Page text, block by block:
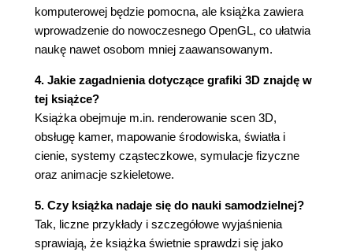
Rozdział 4. Światła i cienie (115)
Wstęp (115)
Implementacja oświetlenia punktowego na
Implementacja światła kierunkowego na poziomie
fragmentów (122)
Implementacja zanikającego światła punktowego
na poziomie fragmentów (124)
Implementacja oświetlenia reflektorowego na
poziomie fragmentów (128)
Mapowanie cieni przy użyciu FBO (130)
Przygotowania (131)
Mapowanie cieni z filtrowaniem PCF (136)
komputerowej będzie pomocna, ale książka zawiera
wprowadzenie do nowoczesnego OpenGL, co ułatwia
naukę nawet osobom mniej zaawansowanym.
4. Jakie zagadnienia dotyczące grafiki 3D znajdę w
tej książce?
Książka obejmuje m.in. renderowanie scen 3D,
obsługę kamer, mapowanie środowiska, światła i
cienie, systemy cząsteczkowe, symulacje fizyczne
oraz animacje szkieletowe.
5. Czy książka nadaje się do nauki samodzielnej?
Tak, liczne przykłady i szczegółowe wyjaśnienia
sprawiają, że książka świetnie sprawdzi się jako